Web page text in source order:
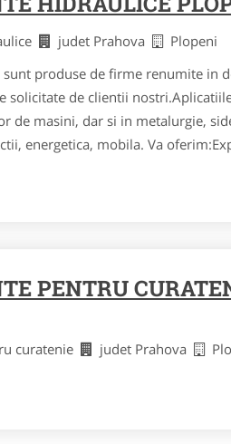
judet Prahova
Plopeni
produse de firme renumite in
solicitate de clientii
de masini, dar si in metalurgie,
energetica, mobila. Va
PENTRU
curatenie judet Prahova